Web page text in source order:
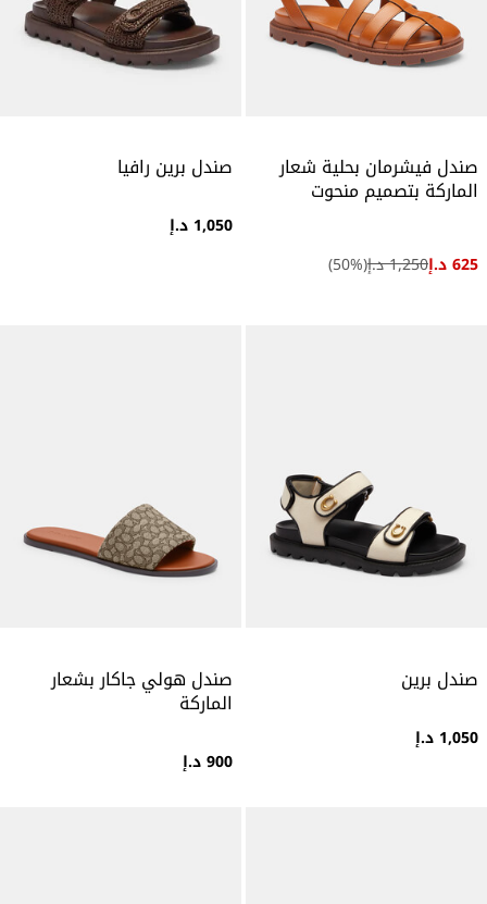
صندل فيشرمان بحلية شعار
الماركة بتصميم منحوت
625 د.إ 1,250 د.إ (
50%)
صندل برين رافيا
1,050 د.إ
صندل برين
1,050 د.إ
صندل هولي جاكار بشعار
الماركة
900 د.إ